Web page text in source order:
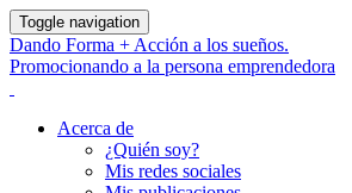
Toggle navigation
Dando Forma + Acción a los sueños.
Promocionando a la persona emprendedora
Acerca de
¿Quién soy?
Mis redes sociales